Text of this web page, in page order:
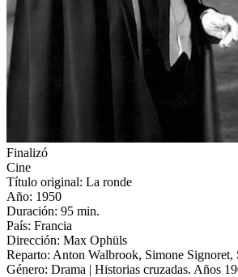
Finalizó
Cine
Título original: La ronde
Año: 1950
Duración: 95 min.
País: Francia
Dirección: Max Ophüls
Reparto: Anton Walbrook, Simone Signoret,
Género: Drama | Historias cruzadas. Años